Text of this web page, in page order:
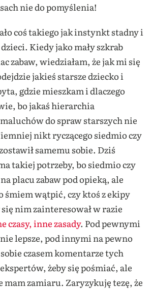
nie do pomyślenia!
coś takiego jak instynkt stadny i
Kiedy jako mały szkrab
zabaw, wiedziałam, że jak mi się
jakieś starsze dziecko i
gdzie mieszkam i dlaczego
bo jakaś hierarchia
do spraw starszych nie
nikt ryczącego siedmio czy
samemu sobie. Dziś
takiej potrzeby, bo siedmio czy
placu zabaw pod opieką, ale
śmiem wątpić, czy ktoś z ekipy
nim zainteresował w razie
czasy, inne zasady. Pod pewnymi
lepsze, pod innymi na pewno
czasem komentarze tych
żeby się pośmiać, ale
mam zamiaru. Zaryzykuję tezę, że